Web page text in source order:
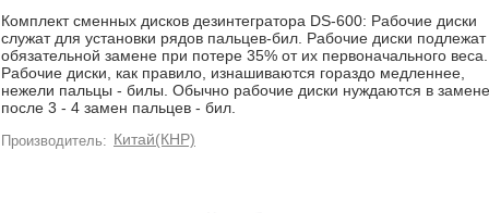
Комплект сменных дисков дезинтегратора DS-600: Рабочие диски
служат для установки рядов пальцев-бил. Рабочие диски подлежат
обязательной замене при потере 35% от их первоначального веса.
Рабочие диски, как правило, изнашиваются гораздо медленнее,
нежели пальцы - билы. Обычно рабочие диски нуждаются в замене
после 3 - 4 замен пальцев - бил.
Производитель: Китай(КНР)